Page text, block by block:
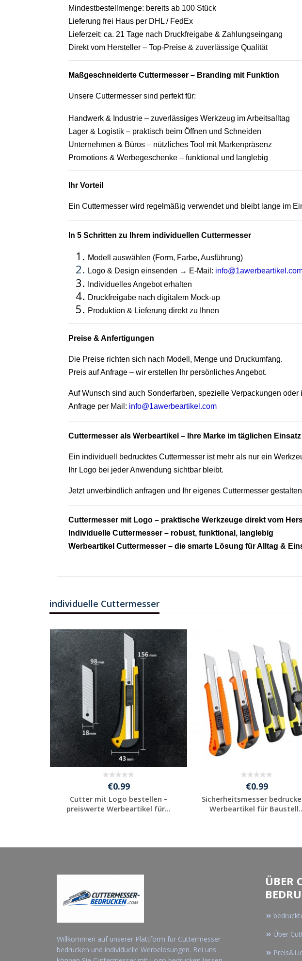
Mindestbestellmenge: bereits ab 100 Stück
Lieferung frei Haus per DHL / FedEx
Lieferzeit: ca. 21 Tage nach Druckfreigabe & Zahlungseingang
Direkt vom Hersteller – Top-Preise & zuverlässige Qualität
Maßgeschneiderte Cuttermesser – Branding mit Funktion
Unsere Cuttermesser sind perfekt für:
Handwerk & Industrie – zuverlässiges Werkzeug im Arbeitsalltag
Lager & Logistik – praktisch beim Öffnen und Schneiden
Unternehmen & Büros – nützliches Tool mit Markenpräsenz
Promotions & Werbegeschenke – funktional und langlebig
Ihr Vorteil
Ein Cuttermesser wird regelmäßig verwendet und bleibt lange im
In 5 Schritten zu Ihrem individuellen Cuttermesser
Modell auswählen (Form, Farbe, Ausführung)
Logo & Design einsenden → E-Mail:
Individuelles Angebot erhalten
Druckfreigabe nach digitalem Mock-up
Produktion & Lieferung direkt zu Ihnen
Preise & Anfertigungen
Die Preise richten sich nach Modell, Menge und Druckumfang.
Preis auf Anfrage – wir erstellen Ihr persönliches Angebot.
Auf Wunsch sind auch Sonderfarben, spezielle Verpackungen
Anfrage per Mail: info@1awerbeartikel.com
Cuttermesser als Werbeartikel – Ihre Marke im täglichen Einsatz
Ein individuell bedrucktes Cuttermesser ist mehr als nur ein
Ihr Logo bei jeder Anwendung sichtbar bleibt.
Jetzt unverbindlich anfragen und Ihr eigenes Cuttermesser
Cuttermesser mit Logo – praktische Werkzeuge direkt vom
Individuelle Cuttermesser – robust, funktional, langlebig
Werbeartikel Cuttermesser – die smarte Lösung für Alltag &
individuelle Cuttermesser
€0.99
Cutter mit Logo bestellen –
preiswerte Werbeartikel für...
€0.99
Sicherheitsmesser
Werbeartikel für
Willkommen auf unserer Plattform für Cuttermesser
bedrucken und individuelle Werbelösungen. Bei uns
ÜBER
Über